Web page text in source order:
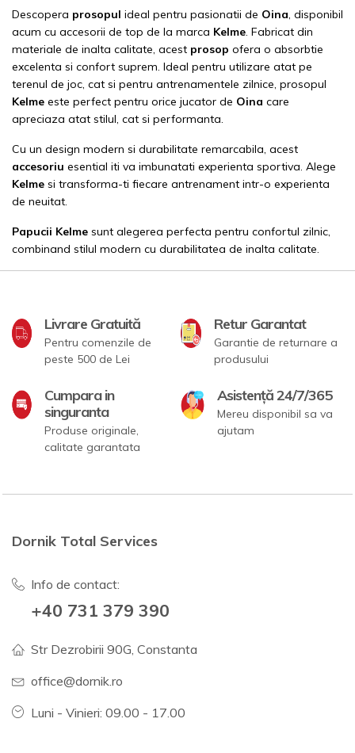
Descopera prosopul ideal pentru pasionatii de Oina, disponibil
acum cu accesorii de top de la marca Kelme. Fabricat din
materiale de inalta calitate, acest prosop ofera o absorbtie
excelenta si confort suprem. Ideal pentru utilizare atat pe
terenul de joc, cat si pentru antrenamentele zilnice, prosopul
Kelme este perfect pentru orice jucator de Oina care
apreciaza atat stilul, cat si performanta.
Cu un design modern si durabilitate remarcabila, acest
accesoriu esential iti va imbunatati experienta sportiva. Alege
Kelme si transforma-ti fiecare antrenament intr-o experienta
de neuitat.
Papucii Kelme sunt alegerea perfecta pentru confortul zilnic,
combinand stilul modern cu durabilitatea de inalta calitate.
Livrare Gratuită
Pentru comenzile de
peste 500 de Lei
Retur Garantat
Garantie de returnare a
produsului
Cumpara in
singuranta
Produse originale,
calitate garantata
Asistență 24/7/365
Mereu disponibil sa va
ajutam
Dornik Total Services
Info de contact:
+40 731 379 390
Str Dezrobirii 90G, Constanta
office@dornik.ro
Luni - Vinieri: 09.00 - 17.00